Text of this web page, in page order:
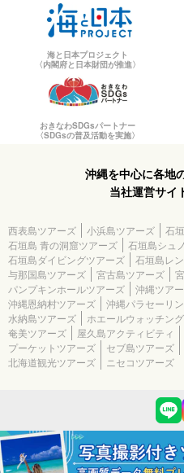
海と日本プロジェクト
〈内閣府と日本財団が推進〉
おきなわSDGsパートナー
〈SDGsの普及活動を実施〉
沖縄を中心に各地
当社運営サイ
西表島ツアーズ 小浜島ツアーズ
石
石垣島 青の洞窟ツアーズ
石垣島シュ
石垣島ダイビングツアーズ
石垣島レ
与那国島ツアーズ
宮古島ツアーズ
パンプキンホールツアーズ
沖縄ツア
沖縄恩納村ツアーズ
沖縄パラセーリ
水納島ツアーズ
ホエールウォッチン
奄美ツアーズ
屋久島アクティビティ
プーケットツアーズ
セブ島ツアーズ
北海道観光ツアーズ
ニセコツアーズ
(c) 2026 石垣島 青の洞窟